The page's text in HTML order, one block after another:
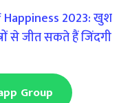
2023: खुश
से जीत सकते हैं जिंदगी
Group